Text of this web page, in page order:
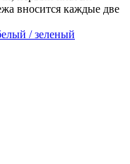
вносится каждые две
/ зеленый